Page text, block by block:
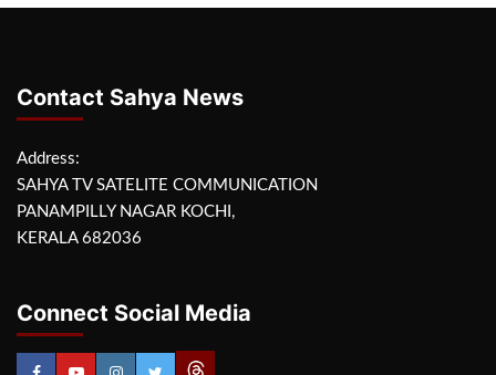
Contact Sahya News
Address:
SAHYA TV SATELITE COMMUNICATION
PANAMPILLY NAGAR KOCHI,
KERALA 682036
Connect Social Media